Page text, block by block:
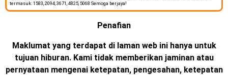
termasuk: 1583, 2094, 3671, 4825, 5068 Semoga berjaya!
Penafian
Maklumat yang terdapat di laman web ini hanya untuk
tujuan hiburan. Kami tidak memberikan jaminan atau
pernyataan mengenai ketepatan, pengesahan, ketepatan